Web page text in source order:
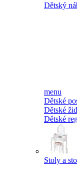
Dětský
menu
Dětské
Dětské
Dětské
Stoly a